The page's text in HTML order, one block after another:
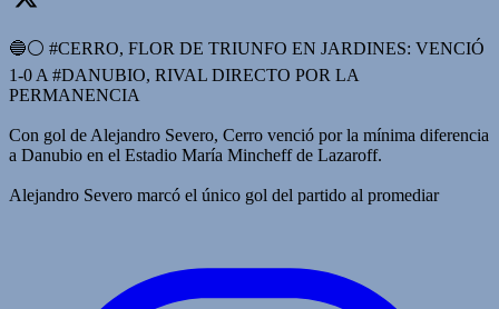
🔵⚪️ #CERRO, FLOR DE TRIUNFO EN JARDINES: VENCIÓ
1-0 A #DANUBIO, RIVAL DIRECTO POR LA
PERMANENCIA
Con gol de Alejandro Severo, Cerro venció por la mínima diferencia
a Danubio en el Estadio María Mincheff de Lazaroff.
Alejandro Severo marcó el único gol del partido al promediar